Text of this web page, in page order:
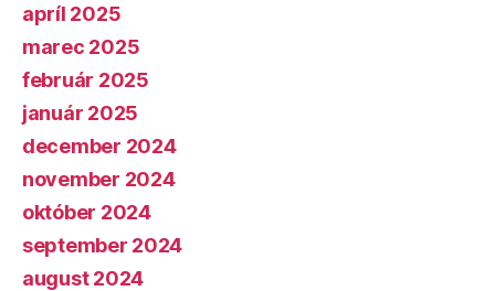
apríl 2025
marec 2025
február 2025
január 2025
december 2024
november 2024
október 2024
september 2024
august 2024